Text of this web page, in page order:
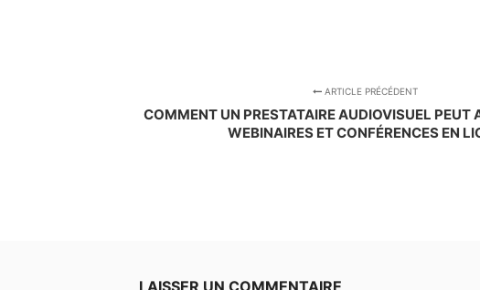
ARTICLE PRÉCÉDENT
COMMENT UN PRESTATAIRE AUDIOVISUEL PEUT
WEBINAIRES ET CONFÉRENCES EN
LAISSER UN COMMENTAIRE